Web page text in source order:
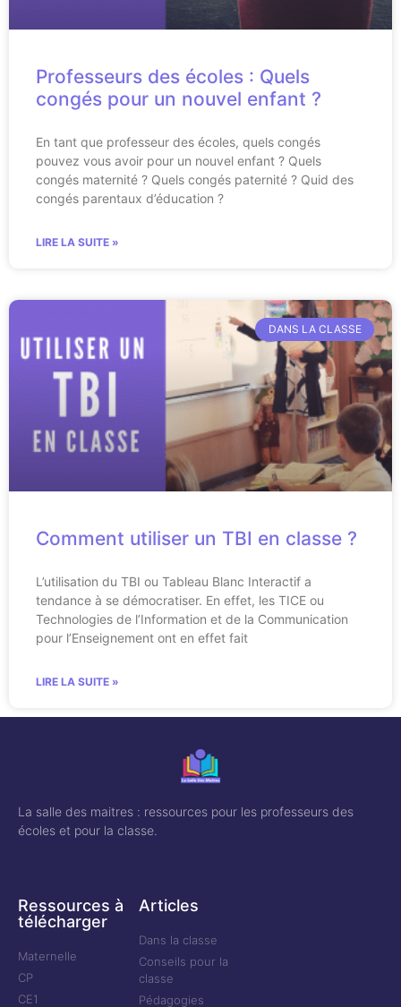
Professeurs des écoles : Quels
congés pour un nouvel enfant ?
En tant que professeur des écoles, quels congés
pouvez vous avoir pour un nouvel enfant ? Quels
congés maternité ? Quels congés paternité ? Quid des
congés parentaux d’éducation ?
LIRE LA SUITE »
DANS LA CLASSE
Comment utiliser un TBI en classe ?
L’utilisation du TBI ou Tableau Blanc Interactif a
tendance à se démocratiser. En effet, les TICE ou
Technologies de l’Information et de la Communication
pour l’Enseignement ont en effet fait
LIRE LA SUITE »
La salle des maitres : ressources pour les professeurs des
écoles et pour la classe.
Ressources à
télécharger
Maternelle
CP
CE1
Articles
Dans la classe
Conseils pour la
classe
Pédagogies